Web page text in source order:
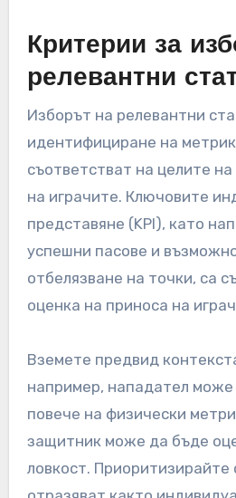
Критерии за
релевантни
Изборът на релевантни
идентифициране на
съответстват на целите
на играчите. Ключовите
представяне (KPI), като
успешни пасове и
отбелязване на точки, са
оценка на приноса на
Вземете предвид
например, нападател
повече на физически
защитник може да бъде
ловкост. Приоритизирайте